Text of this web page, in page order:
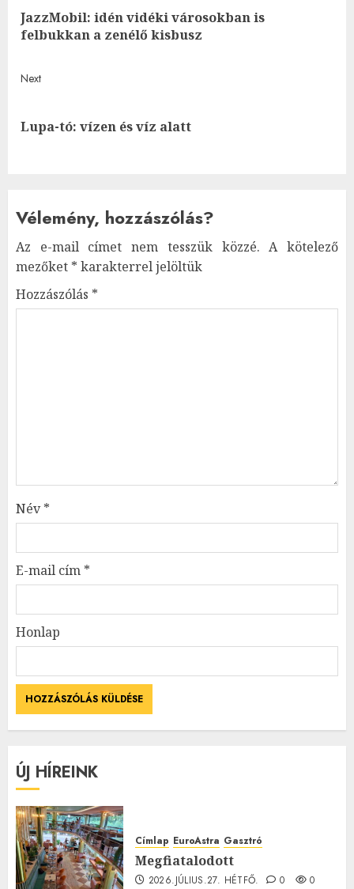
navigation
JazzMobil: idén vidéki városokban is
felbukkan a zenélő kisbusz
Next
Next
post:
Lupa-tó: vízen és víz alatt
Vélemény, hozzászólás?
Az e-mail címet nem tesszük közzé. A kötelező
mezőket * karakterrel jelöltük
Hozzászólás *
Név*
E-mail cím *
Honlap
ÚJ HÍREINK
Címlap EuroAstra Gasztró
Megfiatalodott
2026.JÚLIUS.27. HÉTFŐ. 0 0